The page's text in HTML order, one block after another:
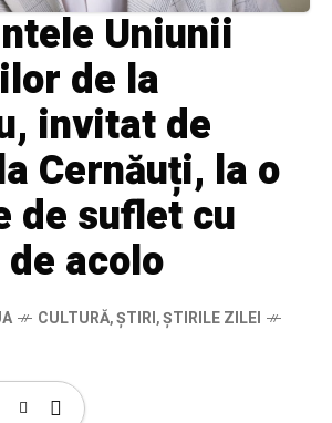
Uniunii
de la
invitat de
Cernăuți, la o
de suflet cu
acolo
CULTURĂ,ȘTIRI,ȘTIRILE ZILEI